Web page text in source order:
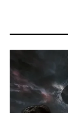
GOTYS
Paper Star
Homemade
Blender